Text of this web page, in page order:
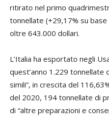
ritirato nel primo
tonnellate (+29,17% su
oltre 643.000 dollari.
L’Italia ha esportato negli
quest’anno 1.229 tonnellate
simili”, in crescita del
del 2020, 194 tonnellate di
di “altre preparazioni e